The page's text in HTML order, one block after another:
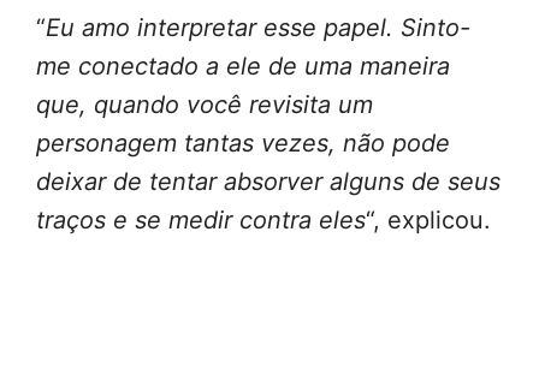
“Eu amo interpretar esse papel. Sinto-
me conectado a ele de uma maneira
que, quando você revisita um
personagem tantas vezes, não pode
deixar de tentar absorver alguns de seus
traços e se medir contra eles“, explicou.